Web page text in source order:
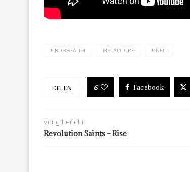
CROSSFAITH METALCORE UNFD
DELEN 0 Facebook
vorig bericht
Revolution Saints – Rise